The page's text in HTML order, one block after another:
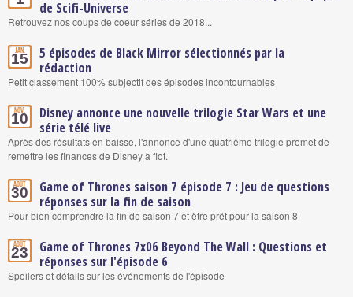
de Scifi-Universe
Retrouvez nos coups de coeur séries de 2018...
Jan.
15
5 épisodes de Black Mirror sélectionnés par la
rédaction
Petit classement 100% subjectif des épisodes incontournables
Nov.
10
Disney annonce une nouvelle trilogie Star Wars et une
série télé live
Après des résultats en baisse, l'annonce d'une quatrième trilogie promet de
remettre les finances de Disney à flot.
Août
30
Game of Thrones saison 7 épisode 7 : Jeu de questions
réponses sur la fin de saison
Pour bien comprendre la fin de saison 7 et être prêt pour la saison 8
Août
23
Game of Thrones 7x06 Beyond The Wall : Questions et
réponses sur l'épisode 6
Spoilers et détails sur les événements de l'épisode